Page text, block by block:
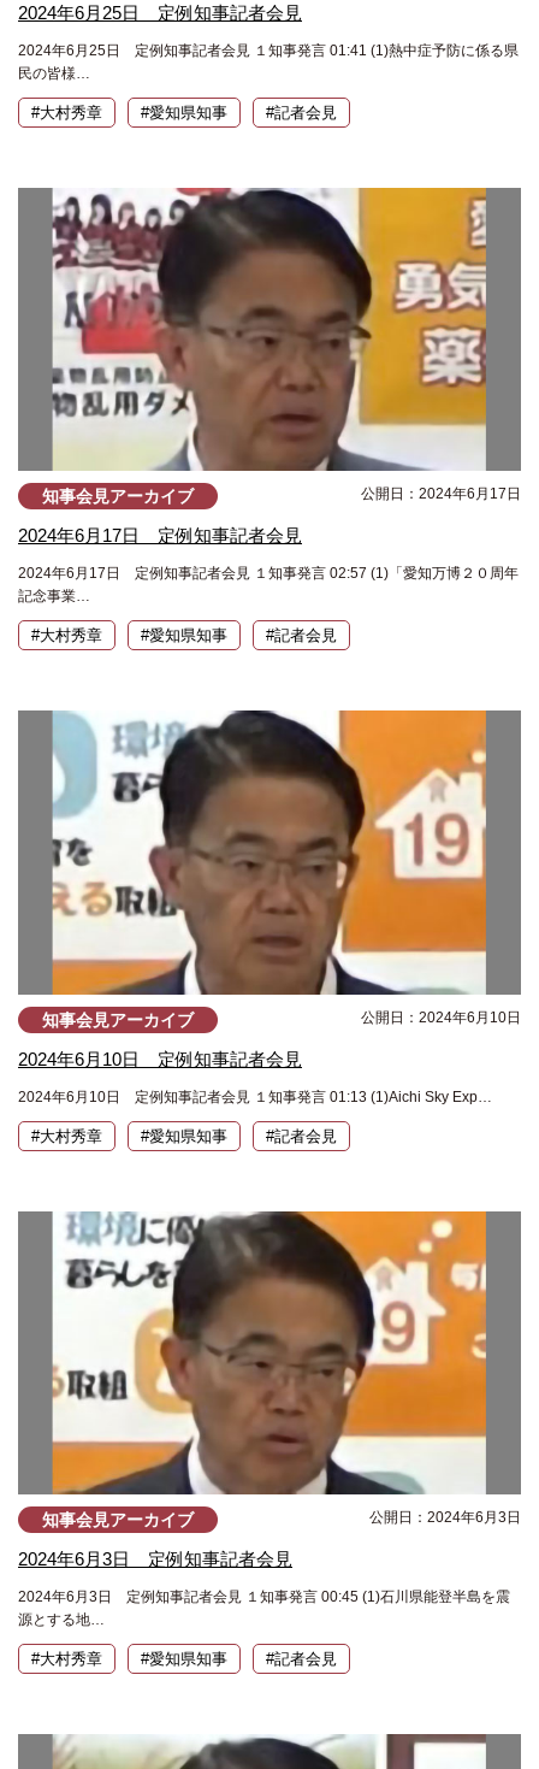
2024年6月25日 定例知事記者会見
2024年6月25日 定例知事記者会見 １知事発言 01:41 (1)熱中症予防に係る県
民の皆様…
#大村秀章 #愛知県知事 #記者会見
知事会見アーカイブ 公開日：2024年6月17日
2024年6月17日 定例知事記者会見
2024年6月17日 定例知事記者会見 １知事発言 02:57 (1)「愛知万博２０周年
記念事業…
#大村秀章 #愛知県知事 #記者会見
知事会見アーカイブ 公開日：2024年6月10日
2024年6月10日 定例知事記者会見
2024年6月10日 定例知事記者会見 １知事発言 01:13 (1)Aichi Sky Exp…
#大村秀章 #愛知県知事 #記者会見
知事会見アーカイブ 公開日：2024年6月3日
2024年6月3日 定例知事記者会見
2024年6月3日 定例知事記者会見 １知事発言 00:45 (1)石川県能登半島を震
源とする地…
#大村秀章 #愛知県知事 #記者会見